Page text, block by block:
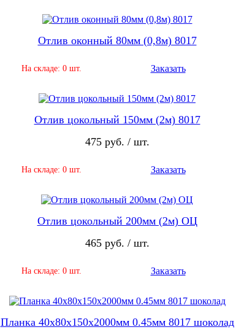
Отлив оконный 80мм (0,8м) 8017
На складе: 0 шт. Заказать
Отлив цокольный 150мм (2м) 8017
475 руб. / шт.
На складе: 0 шт. Заказать
Отлив цокольный 200мм (2м) ОЦ
465 руб. / шт.
На складе: 0 шт. Заказать
Планка 40х80х150х2000мм 0.45мм 8017 шоколад